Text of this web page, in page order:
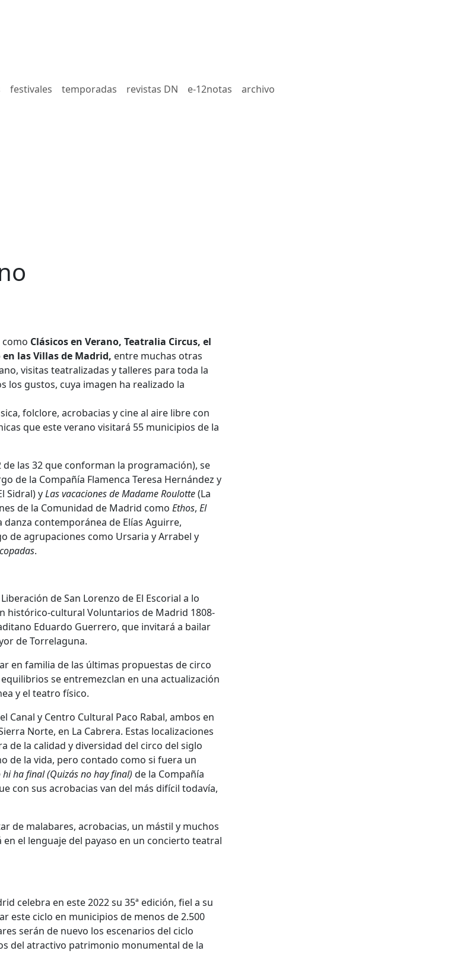
festivales temporadas revistas DN e-12notas archivo
como Clásicos en Verano, Teatralia Circus, el
las Villas de Madrid, entre muchas otras
visitas teatralizadas y talleres para toda la
gustos, cuya imagen ha realizado la
folclore, acrobacias y cine al aire libre con
que este verano visitará 55 municipios de la
las 32 que conforman la programación), se
de la Compañía Flamenca Teresa Hernández y
Sidral) yLas vacaciones de Madame Roulotte(La
de la Comunidad de Madrid como Ethos, El
danza contemporánea de Elías Aguirre,
de agrupaciones como Ursaria y Arrabel y
.
de San Lorenzo de El Escorial a lo
histórico-cultural Voluntarios de Madrid 1808-
Eduardo Guerrero, que invitará a bailar
de Torrelaguna.
en familia de las últimas propuestas de circo
se entremezclan en una actualización
y el teatro físico.
Canal y Centro Cultural Paco Rabal, ambos en
Norte, en La Cabrera. Estas localizaciones
de la calidad y diversidad del circo del siglo
de la vida, pero contado como si fuera un
hi ha final (Quizás no hay final) de la Compañía
con sus acrobacias van del más difícil todavía,
de malabares, acrobacias, un mástil y muchos
en el lenguaje del payaso en un concierto teatral
celebra en este 2022 su 35ª edición, fiel a su
este ciclo en municipios de menos de 2.500
serán de nuevo los escenarios del ciclo
del atractivo patrimonio monumental de la